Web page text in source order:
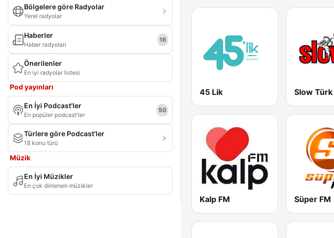
Bölgelere göre Radyolar
Yerel radyolar
Haberler
Haber radyoları
16
Önerilenler
En iyi radyolar listesi
Pod yayınları
En İyi Podcast'ler
En popüler podcast'ler
50
Türlere göre Podcast'ler
18 konu türü
Müzik
En İyi Müzikler
En çok dinlenen müzikler
45 Lik Slow Türk
Kalp FM Süper FM